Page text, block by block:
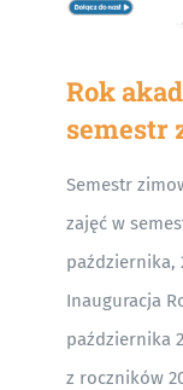
Rok
semestr
Semestr
zajęć w
października,
Inauguracja
października
z roczników